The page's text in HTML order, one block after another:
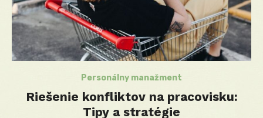
Personálny manažment
Riešenie konfliktov na pracovisku:
Tipy a stratégie